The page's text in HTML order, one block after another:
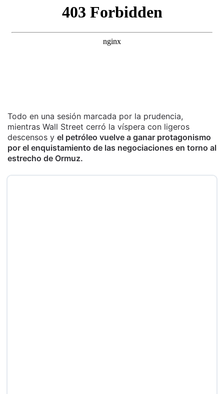
Todo en una sesión marcada por la prudencia,
mientras Wall Street cerró la víspera con ligeros
descensos y el petróleo vuelve a ganar protagonismo
por el enquistamiento de las negociaciones en torno al
estrecho de Ormuz.